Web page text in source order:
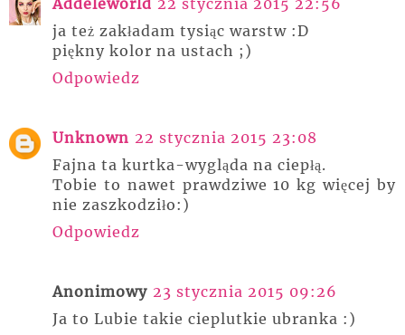
ja też zakładam tysiąc warstw :D
piękny kolor na ustach ;)
Odpowiedz
Unknown 22 stycznia 2015 23:08
Fajna ta kurtka-wygląda na ciepłą.
Tobie to nawet prawdziwe 10 kg więcej by
nie zaszkodziło:)
Odpowiedz
Anonimowy 23 stycznia 2015 09:26
Ja to Lubie takie cieplutkie ubranka :)